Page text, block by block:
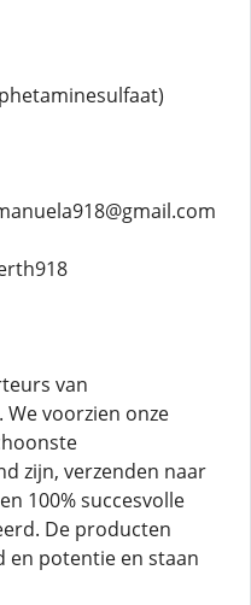
van
voorzien onze
zijn, verzenden naar
100% succesvolle
De producten
potentie en staan